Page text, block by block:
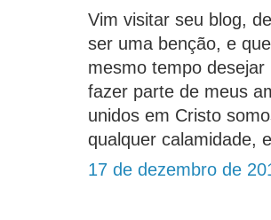
Vim visitar seu blog,
ser uma benção, e
mesmo tempo
fazer parte de meus
unidos em Cristo
qualquer calamidade,
17 de dezembro de